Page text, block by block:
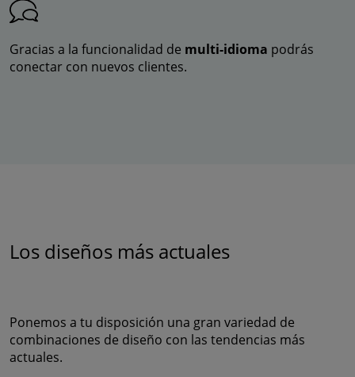
Gracias a la funcionalidad de multi-idioma podrás
conectar con nuevos clientes.
Los diseños más actuales
Ponemos a tu disposición una gran variedad de
combinaciones de diseño con las tendencias más
actuales.